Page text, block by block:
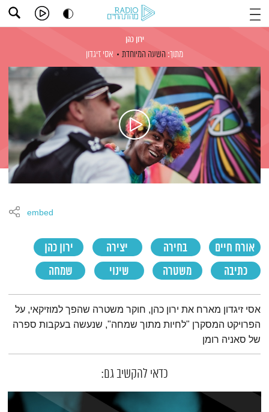
ירון כהן
מתוך: השעה המיוחדת אסי זיגדון
אורח חיים בחירה יצירה
ירון כהן
כתיבה
משטרה שינוי שמחה
embed
תמצית הפודקאסט
אסי זיגדון מארח את ירון כהן, חוקר משטרה שהפך למוזיקאי, על
הפרויקט המסקרן "לחיות מתוך שמחה", שנעשה בעקבות ספרה
של סאניה רומן
כדאי להקשיב גם: